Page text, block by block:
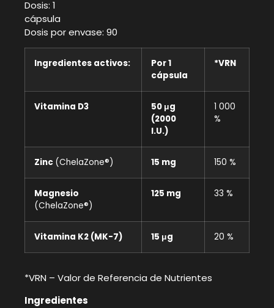
Dosis: 1
Dosis por envase: 90
Ingredientes activos:
Por 1
cápsula
*VRN
Vitamina D3
50 μg
(2000
I.U.)
1 000
%
Zinc (ChelaZone®) 15 mg 150 %
Magnesio
(ChelaZone®)
125 mg 33 %
Vitamina K2 (MK-7) 15 μg 20 %
*VRN – Valor de Referencia de Nutrientes
Ingredientes